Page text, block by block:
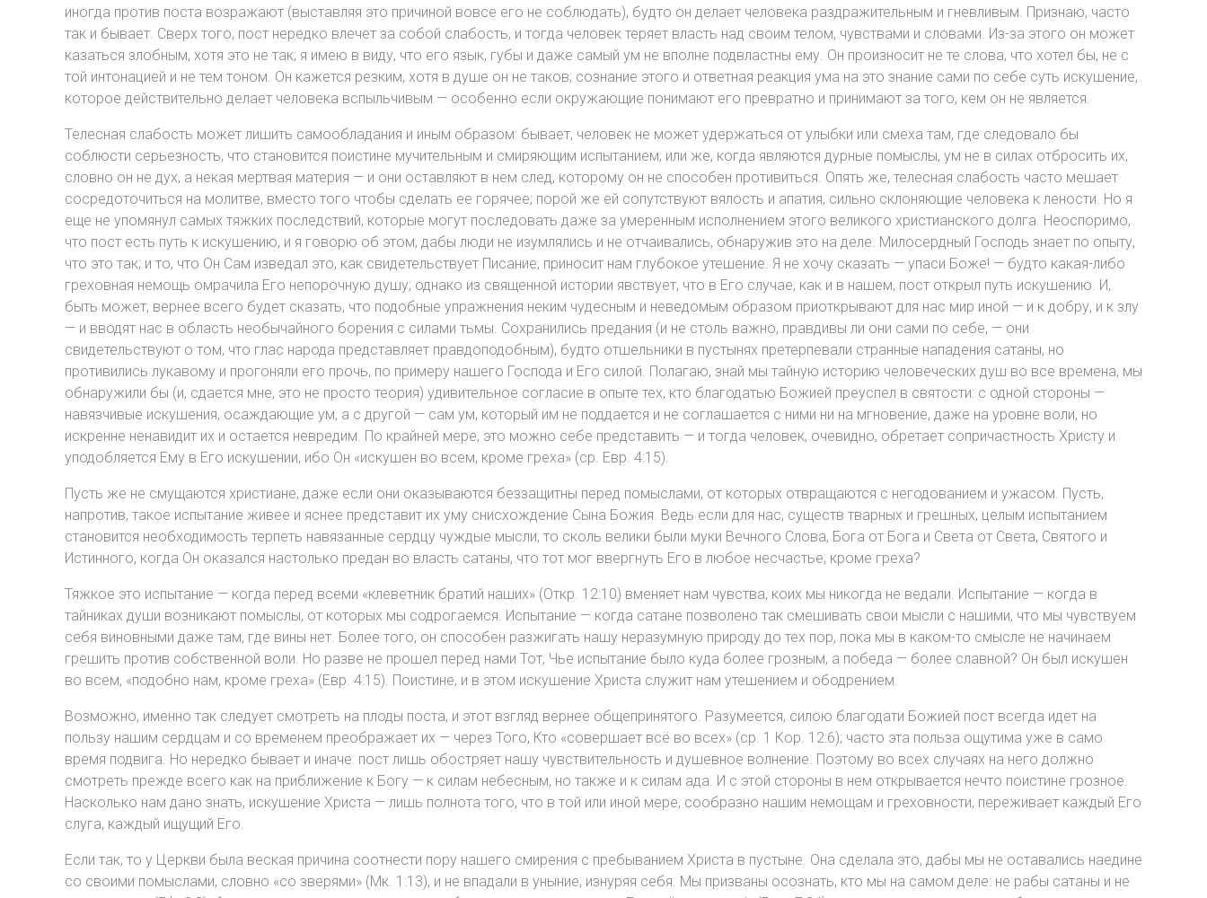
иногда против поста возражают (выставляя это причиной вовсе его не соблюдать), будто он делает человека раздражительным и гневливым. Признаю, часто
так и бывает. Сверх того, пост нередко влечет за собой слабость, и тогда человек теряет власть над своим телом, чувствами и словами. Из-за этого он может
казаться злобным, хотя это не так; я имею в виду, что его язык, губы и даже самый ум не вполне подвластны ему. Он произносит не те слова, что хотел бы, не с
той интонацией и не тем тоном. Он кажется резким, хотя в душе он не таков; сознание этого и ответная реакция ума на это знание сами по себе суть искушение,
которое действительно делает человека вспыльчивым — особенно если окружающие понимают его превратно и принимают за того, кем он не является.
Телесная слабость может лишить самообладания и иным образом: бывает, человек не может удержаться от улыбки или смеха там, где следовало бы
соблюсти серьезность, что становится поистине мучительным и смиряющим испытанием; или же, когда являются дурные помыслы, ум не в силах отбросить их,
словно он не дух, а некая мертвая материя — и они оставляют в нем след, которому он не способен противиться. Опять же, телесная слабость часто мешает
сосредоточиться на молитве, вместо того чтобы сделать ее горячее; порой же ей сопутствуют вялость и апатия, сильно склоняющие человека к лености. Но я
еще не упомянул самых тяжких последствий, которые могут последовать даже за умеренным исполнением этого великого христианского долга. Неоспоримо,
что пост есть путь к искушению, и я говорю об этом, дабы люди не изумлялись и не отчаивались, обнаружив это на деле. Милосердный Господь знает по опыту,
что это так; и то, что Он Сам изведал это, как свидетельствует Писание, приносит нам глубокое утешение. Я не хочу сказать — упаси Боже! — будто какая-либо
греховная немощь омрачила Его непорочную душу; однако из священной истории явствует, что в Его случае, как и в нашем, пост открыл путь искушению. И,
быть может, вернее всего будет сказать, что подобные упражнения неким чудесным и неведомым образом приоткрывают для нас мир иной — и к добру, и к злу
— и вводят нас в область необычайного борения с силами тьмы. Сохранились предания (и не столь важно, правдивы ли они сами по себе, — они
свидетельствуют о том, что глас народа представляет правдоподобным), будто отшельники в пустынях претерпевали странные нападения сатаны, но
противились лукавому и прогоняли его прочь, по примеру нашего Господа и Его силой. Полагаю, знай мы тайную историю человеческих душ во все времена, мы
обнаружили бы (и, сдается мне, это не просто теория) удивительное согласие в опыте тех, кто благодатью Божией преуспел в святости: с одной стороны —
навязчивые искушения, осаждающие ум, а с другой — сам ум, который им не поддается и не соглашается с ними ни на мгновение, даже на уровне воли, но
искренне ненавидит их и остается невредим. По крайней мере, это можно себе представить — и тогда человек, очевидно, обретает сопричастность Христу и
уподобляется Ему в Его искушении, ибо Он «искушен во всем, кроме греха» (ср. Евр. 4:15).
Пусть же не смущаются христиане, даже если они оказываются беззащитны перед помыслами, от которых отвращаются с негодованием и ужасом. Пусть,
напротив, такое испытание живее и яснее представит их уму снисхождение Сына Божия. Ведь если для нас, существ тварных и грешных, целым испытанием
становится необходимость терпеть навязанные сердцу чуждые мысли, то сколь велики были муки Вечного Слова, Бога от Бога и Света от Света, Святого и
Истинного, когда Он оказался настолько предан во власть сатаны, что тот мог ввергнуть Его в любое несчастье, кроме греха?
Тяжкое это испытание — когда перед всеми «клеветник братий наших» (Откр. 12:10) вменяет нам чувства, коих мы никогда не ведали. Испытание — когда в
тайниках души возникают помыслы, от которых мы содрогаемся. Испытание — когда сатане позволено так смешивать свои мысли с нашими, что мы чувствуем
себя виновными даже там, где вины нет. Более того, он способен разжигать нашу неразумную природу до тех пор, пока мы в каком-то смысле не начинаем
грешить против собственной воли. Но разве не прошел перед нами Тот, Чье испытание было куда более грозным, а победа — более славной? Он был искушен
во всем, «подобно нам, кроме греха» (Евр. 4:15). Поистине, и в этом искушение Христа служит нам утешением и ободрением.
Возможно, именно так следует смотреть на плоды поста, и этот взгляд вернее общепринятого. Разумеется, силою благодати Божией пост всегда идет на
пользу нашим сердцам и со временем преображает их — через Того, Кто «совершает всё во всех» (ср. 1 Кор. 12:6); часто эта польза ощутима уже в само
время подвига. Но нередко бывает и иначе: пост лишь обостряет нашу чувствительность и душевное волнение. Поэтому во всех случаях на него должно
смотреть прежде всего как на приближение к Богу — к силам небесным, но также и к силам ада. И с этой стороны в нем открывается нечто поистине грозное.
Насколько нам дано знать, искушение Христа — лишь полнота того, что в той или иной мере, сообразно нашим немощам и греховности, переживает каждый Его
слуга, каждый ищущий Его.
Если так, то у Церкви была веская причина соотнести пору нашего смирения с пребыванием Христа в пустыне. Она сделала это, дабы мы не оставались наедине
со своими помыслами, словно «со зверями» (Мк. 1:13), и не впадали в уныние, изнуряя себя. Мы призваны осознать, кто мы на самом деле: не рабы сатаны и не